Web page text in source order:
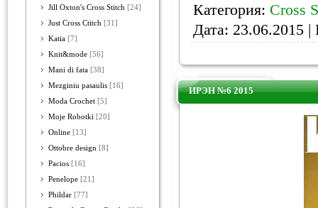
Jill Oxton's Cross Stitch [24]
Just Cross Ctitch [31]
Katia [7]
Knit&mode [56]
Mani di fata [38]
Mezginiu pasaulis [16]
Moda Crochet [5]
Moje Robotki [20]
Online [13]
Ottobre design [8]
Pacios [16]
Penelope [21]
Phildar [77]
Категория: Cross
Дата: 23.06.2015 |
ИРЭН №6 2015